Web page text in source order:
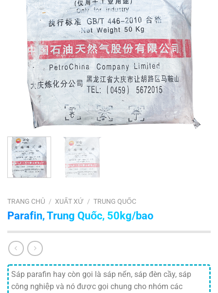
TRANG CHỦ / XUẤT XỨ / TRUNG QUỐC
Parafin, Trung Quốc, 50kg/bao
Sáp parafin hay còn gọi là sáp nến, sáp đèn cầy, sáp
công nghiệp và nó được gọi chung cho nhóm các